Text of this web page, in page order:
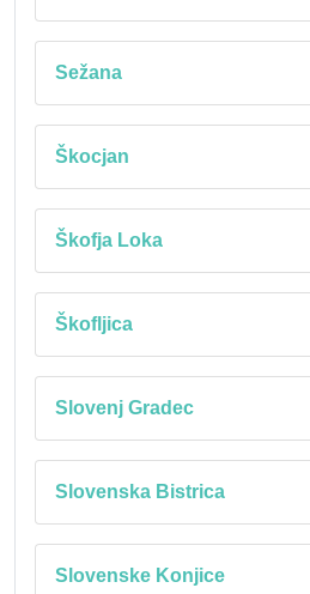
Sežana
Škocjan
Škofja Loka
Škofljica
Slovenj Gradec
Slovenska Bistrica
Slovenske Konjice